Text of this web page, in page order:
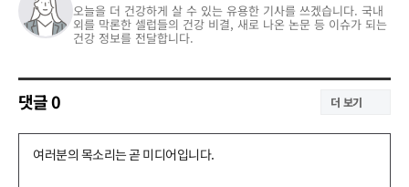
오늘을 더 건강하게 살 수 있는 유용한 기사를 쓰겠습니다. 국내
외를 막론한 셀럽들의 건강 비결, 새로 나온 논문 등 이슈가 되는
건강 정보를 전달합니다.
댓글0 더 보기
댓